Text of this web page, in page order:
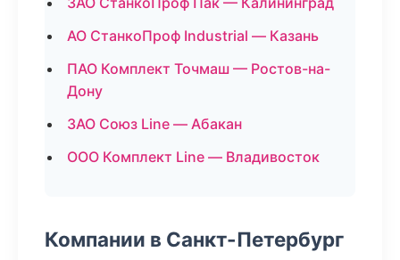
АО СтанкоПроф Industrial — Казань
ПАО Комплект Точмаш — Ростов-на-
Дону
ЗАО Союз Line — Абакан
ООО Комплект Line — Владивосток
Компании в Санкт-Петербург